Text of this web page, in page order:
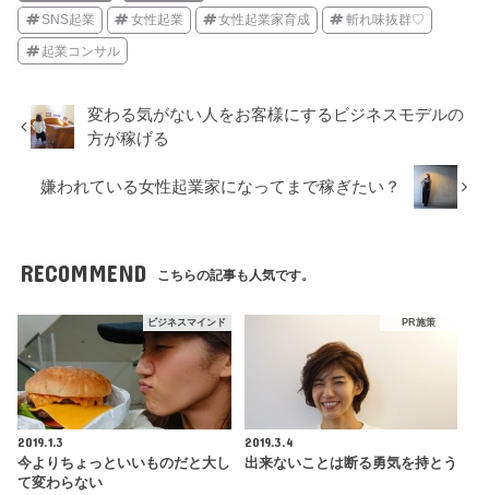
SNS起業 女性起業 女性起業家育成 斬れ味抜群♡
起業コンサル
変わる気がない人をお客様にするビジネスモデルの
方が稼げる
嫌われている女性起業家になってまで稼ぎたい？
RECOMMEND こちらの記事も人気です。
ビジネスマインド
2019.1.3
今よりちょっといいものだと大し
て変わらない
PR施策
2019.3.4
出来ないことは断る勇気を持とう